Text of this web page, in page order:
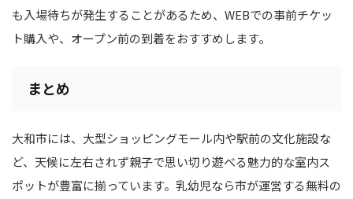
も入場待ちが発生することがあるため、WEBでの事前チケッ
ト購入や、オープン前の到着をおすすめします。
まとめ
大和市には、大型ショッピングモール内や駅前の文化施設な
ど、天候に左右されず親子で思い切り遊べる魅力的な室内ス
ポットが豊富に揃っています。乳幼児なら市が運営する無料の